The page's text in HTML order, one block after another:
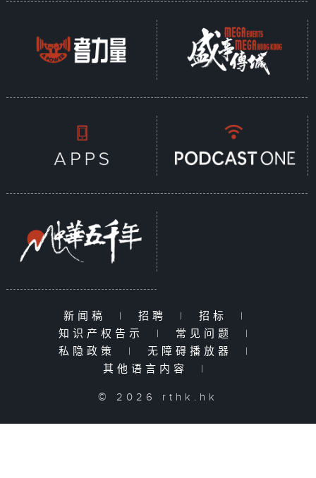
新闻稿 | 招聘 | 招标
|
知识产权告示
| 常见问题
|
私隐政策
| 无障碍播放器
|
其他语言内容
|
© 2026 rthk.hk